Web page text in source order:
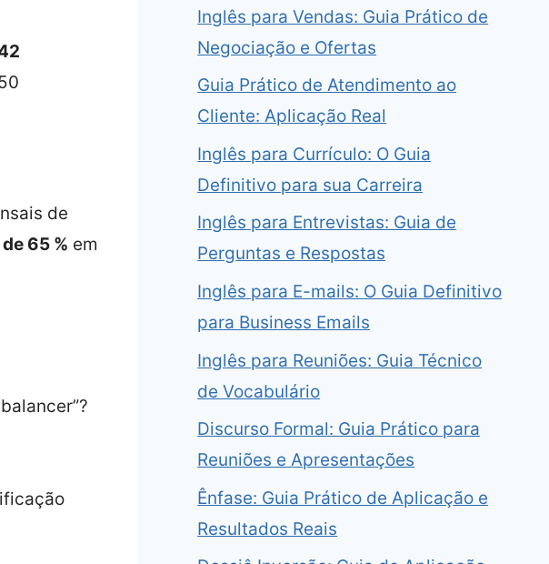
de
65 % em
Inglês para Vendas: Guia Prático de
Negociação e Ofertas
Guia Prático de Atendimento ao
Cliente: Aplicação Real
Inglês para Currículo: O Guia
Definitivo para sua Carreira
Inglês para Entrevistas: Guia de
Perguntas e Respostas
Inglês para E-mails: O Guia Definitivo
para Business Emails
Inglês para Reuniões: Guia Técnico
de Vocabulário
Discurso Formal: Guia Prático para
Reuniões e Apresentações
Ênfase: Guia Prático de Aplicação e
Resultados Reais